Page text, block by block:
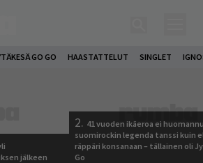
GO GO HAASTATTELUT SINGLET
jälkeen
2. 41 vuoden ikäeroa ei
suomirockin legenda tanssi kuin
räppäri konsanaan – tällainen oli
Go